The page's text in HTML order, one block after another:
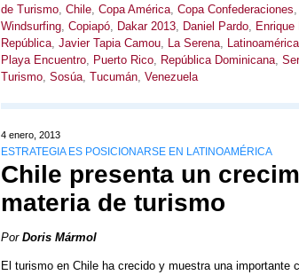
de Turismo, Chile, Copa América, Copa Confederaciones,
Windsurfing, Copiapó, Dakar 2013, Daniel Pardo, Enrique
República, Javier Tapia Camou, La Serena, Latinoamérica
Playa Encuentro, Puerto Rico, República Dominicana,
Turismo, Sosúa, Tucumán, Venezuela
4 enero, 2013
ESTRATEGIA ES POSICIONARSE EN LATINOAMÉRICA
Chile presenta un
materia de turismo
Por Doris Mármol
El turismo en Chile ha crecido y muestra una